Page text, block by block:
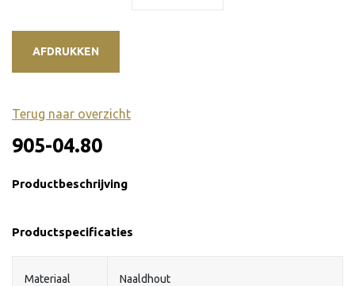
AFDRUKKEN
Terug naar overzicht
905-04.80
Productbeschrijving
Productspecificaties
Materiaal Naaldhout